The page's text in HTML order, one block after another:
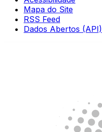
Mapa do Site
RSS Feed
Dados Abertos (API)